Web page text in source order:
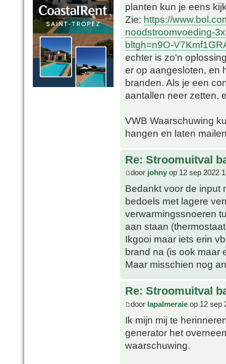
planten kun je eens
Zie: https://
noodstroomvoeding-
bltgh=n9O-
echter is zo'n
er op aangesloten, en
branden. Als je een
aantallen neer zetten,
VWB Waarschuwing
hangen en laten
Re: Stroomuitval
door johny op 12 sep 2022
Bedankt voor de input
bedoels met lagere
verwarmingssnoeren
aan staan
Ikgooi maar iets erin
brand na (is ook maar
Maar misschien nog
Re: Stroomuitval
door lapalmeraie op 12 sep
Ik mijn mij te
generator het
waarschuwing.